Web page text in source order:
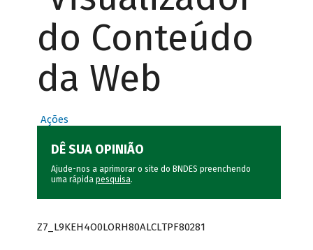
do Conteúdo
da Web
Ações
DÊ SUA OPINIÃO
Ajude-nos a aprimorar o site do BNDES preenchendo
uma rápida pesquisa.
Z7_L9KEH4O0LORH80ALCLTPF80281